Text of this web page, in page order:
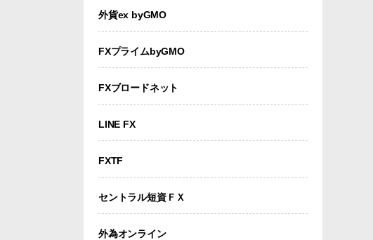
外貨ex byGMO
FXプライムbyGMO
FXブロードネット
LINE FX
FXTF
セントラル短資ＦＸ
外為オンライン